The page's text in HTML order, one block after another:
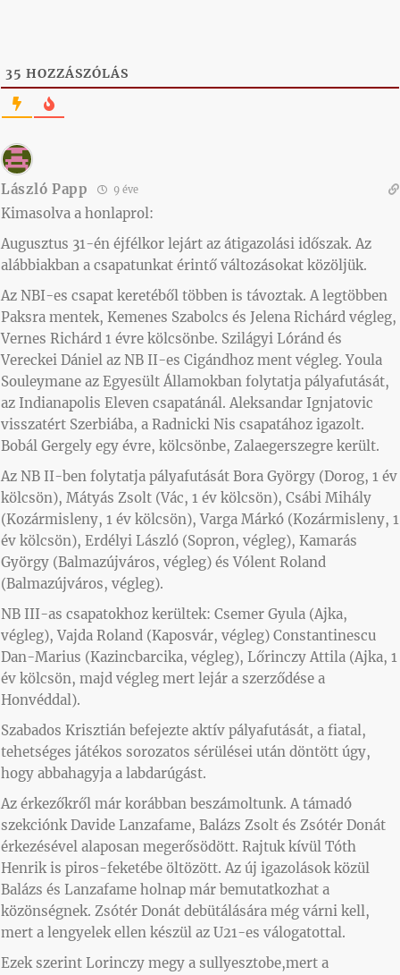
35 HOZZÁSZÓLÁS
László Papp 9 éve
Kimasolva a honlaprol:
Augusztus 31-én éjfélkor lejárt az átigazolási időszak. Az
alábbiakban a csapatunkat érintő változásokat közöljük.
Az NBI-es csapat keretéből többen is távoztak. A legtöbben
Paksra mentek, Kemenes Szabolcs és Jelena Richárd végleg,
Vernes Richárd 1 évre kölcsönbe. Szilágyi Lóránd és
Vereckei Dániel az NB II-es Cigándhoz ment végleg. Youla
Souleymane az Egyesült Államokban folytatja pályafutását,
az Indianapolis Eleven csapatánál. Aleksandar Ignjatovic
visszatért Szerbiába, a Radnicki Nis csapatához igazolt.
Bobál Gergely egy évre, kölcsönbe, Zalaegerszegre került.
Az NB II-ben folytatja pályafutását Bora György (Dorog, 1 év
kölcsön), Mátyás Zsolt (Vác, 1 év kölcsön), Csábi Mihály
(Kozármisleny, 1 év kölcsön), Varga Márkó (Kozármisleny, 1
év kölcsön), Erdélyi László (Sopron, végleg), Kamarás
György (Balmazújváros, végleg) és Vólent Roland
(Balmazújváros, végleg).
NB III-as csapatokhoz kerültek: Csemer Gyula (Ajka,
végleg), Vajda Roland (Kaposvár, végleg) Constantinescu
Dan-Marius (Kazincbarcika, végleg), Lőrinczy Attila (Ajka, 1
év kölcsön, majd végleg mert lejár a szerződése a
Honvéddal).
Szabados Krisztián befejezte aktív pályafutását, a fiatal,
tehetséges játékos sorozatos sérülései után döntött úgy,
hogy abbahagyja a labdarúgást.
Az érkezőkről már korábban beszámoltunk. A támadó
szekciónk Davide Lanzafame, Balázs Zsolt és Zsótér Donát
érkezésével alaposan megerősödött. Rajtuk kívül Tóth
Henrik is piros-feketébe öltözött. Az új igazolások közül
Balázs és Lanzafame holnap már bemutatkozhat a
közönségnek. Zsótér Donát debütálására még várni kell,
mert a lengyelek ellen készül az U21-es válogatottal.
Ezek szerint Lorinczy megy a sullyesztobe,mert a